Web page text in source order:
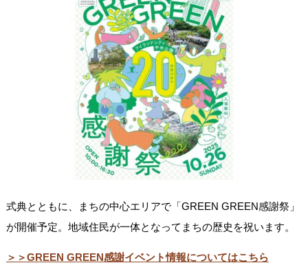
式典とともに、まちの中心エリアで「GREEN GREEN感謝祭」
が開催予定。地域住民が一体となってまちの歴史を祝います。
＞＞GREEN GREEN感謝イベント情報についてはこちら